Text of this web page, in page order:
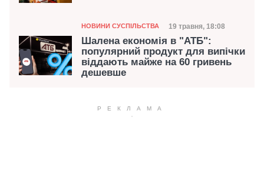
Категорія
НОВИНИ СУСПІЛЬСТВА Дата публікації
19 травня, 18:08
Шалена економія в "АТБ":
популярний продукт для випічки
віддають майже на 60 гривень
дешевше